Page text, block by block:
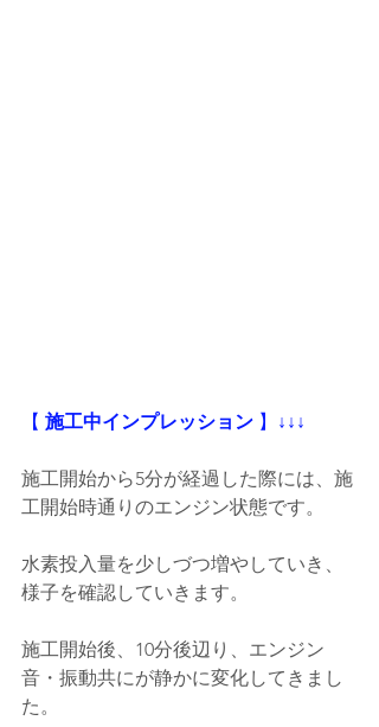
【 施工中インプレッション 】 ↓↓↓
施工開始から5分が経過した際には、施
工開始時通りのエンジン状態です。
水素投入量を少しづつ増やしていき、
様子を確認していきます。
施工開始後、10分後辺り、エンジン
音・振動共にが静かに変化してきまし
た。